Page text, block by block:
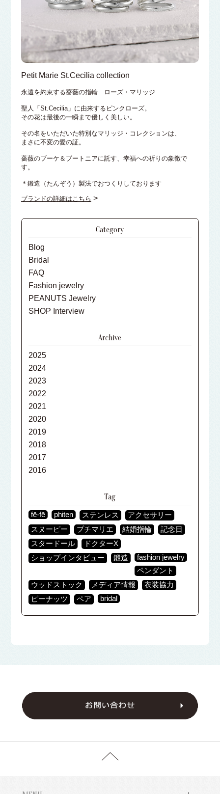
Petit Marie St.Cecilia collection
永遠を約束する薔薇の指輪 ローズ・マリッジ
聖人「St.Cecilia」に由来するピンクローズ。
その花は最後の一瞬まで優しく美しい。
その名をいただいた特別なマリッジ・コレクションは、
まさに不変の愛の証。
薔薇のブーケ＆ブートニアに託す、幸福への祈りの象徴で
す。
＊鍛造（たんぞう）製法でおつくりしております
ブランドの詳細はこちら >
Category
Blog
Bridal
FAQ
Fashion jewelry
PEANUTS Jewelry
SHOP Interview
Archive
2025
2024
2023
2022
2021
2020
2019
2018
2017
2016
Tag
fē-fē phiten ステンレス
アクセサリー
スヌーピー
プチマリエ 結婚指輪
記念日
スタードール
ドクターX
ショップインタビュー
鍛造
fashion jewelry
ペンダント
ウッドストック
メディア情報
衣装協力
ピーナッツ
ペア bridal